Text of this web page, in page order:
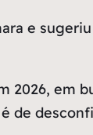
e
2026, em
de